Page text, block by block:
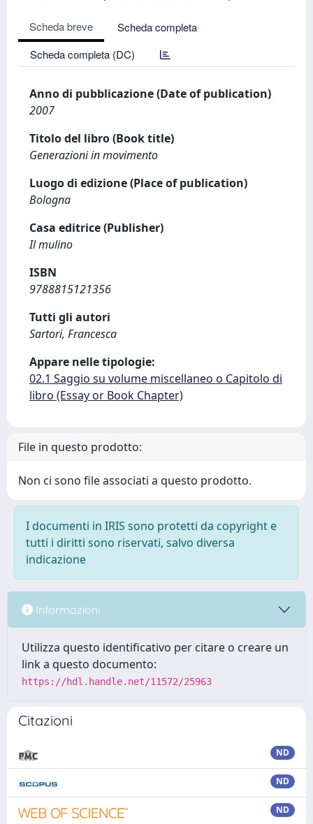
Scheda breve
Scheda completa
Scheda completa (DC)
Anno di pubblicazione (Date of publication)
2007
Titolo del libro (Book title)
Generazioni in movimento
Luogo di edizione (Place of publication)
Bologna
Casa editrice (Publisher)
Il mulino
ISBN
9788815121356
Tutti gli autori
Sartori, Francesca
Appare nelle tipologie:
02.1 Saggio su volume miscellaneo o Capitolo di
libro (Essay or Book Chapter)
File in questo prodotto:
Non ci sono file associati a questo prodotto.
I documenti in IRIS sono protetti da copyright e
tutti i diritti sono riservati, salvo diversa
indicazione
Informazioni
Utilizza questo identificativo per citare o creare un
link a questo documento:
https://hdl.handle.net/11572/25963
Citazioni
ND
ND
ND